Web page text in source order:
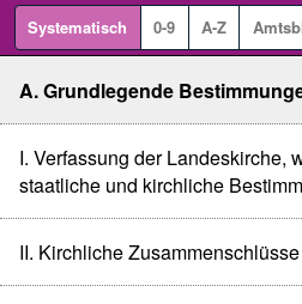
Systematisch 0-9 A-Z
A. Grundlegende
I. Verfassung der Landeskirche,
staatliche und kirchliche
II. Kirchliche Zusammenschlüsse